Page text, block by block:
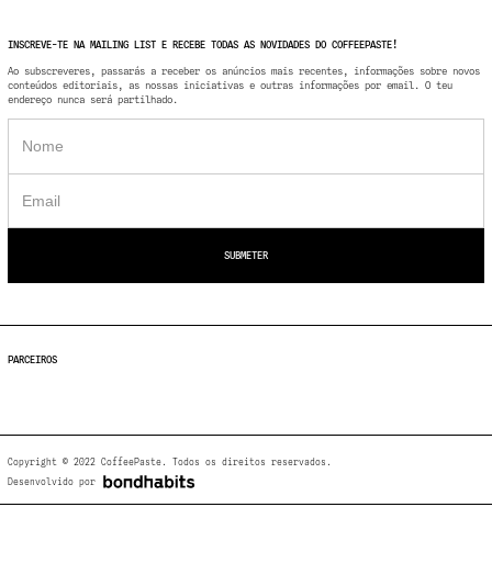
INSCREVE-TE NA MAILING LIST E RECEBE TODAS AS NOVIDADES DO COFFEEPASTE!
Ao subscreveres, passarás a receber os anúncios mais recentes, informações sobre novos
conteúdos editoriais, as nossas iniciativas e outras informações por email. O teu
endereço nunca será partilhado.
PARCEIROS
Copyright © 2022 CoffeePaste. Todos os direitos reservados.
Desenvolvido por